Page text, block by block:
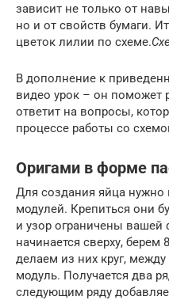
зависит не только от
но и от свойств бумаги.
цветок лилии по схеме.
В дополнение к
видео урок – он поможет
ответит на вопросы,
процессе работы со
Оригами в форме
Для создания яйца нужно
модулей. Крепиться они
и узор ограничены вашей
начинается сверху, берем
делаем из них круг,
модуль. Получается два
следующим ряду